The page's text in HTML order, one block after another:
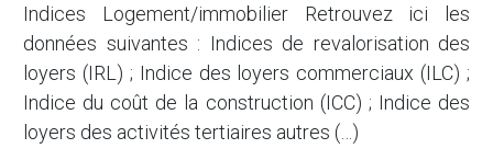
Indices Logement/immobilier Retrouvez ici les
données suivantes : Indices de revalorisation des
loyers (IRL) ; Indice des loyers commerciaux (ILC) ;
Indice du coût de la construction (ICC) ; Indice des
loyers des activités tertiaires autres (…)